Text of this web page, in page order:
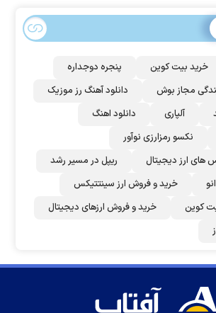
خرید بیت کوین
پنجره دوجداره
مجاز بوش
دانلود آهنگ رز‌ موزیک
آلپاری
دانلود اهنگ
نکسو رمزارزی نوآور
های ارز دیجیتال
ریپل در مسیر رشد
خرید و فروش ارز سینتتیکس
کوین
خرید و فروش ارزهای دیجیتال